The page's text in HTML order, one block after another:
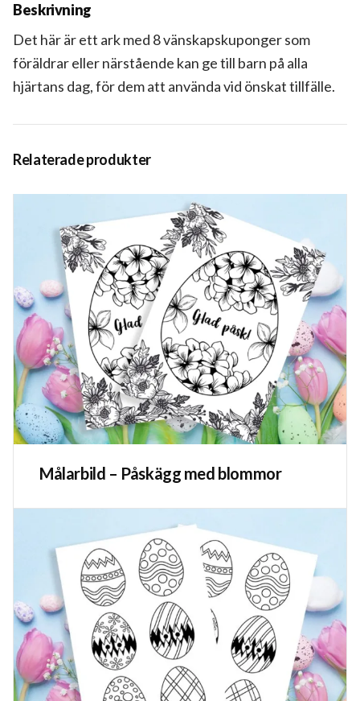
Beskrivning
Det här är ett ark med 8 vänskapskuponger som
föräldrar eller närstående kan ge till barn på alla
hjärtans dag, för dem att använda vid önskat tillfälle.
Relaterade produkter
Målarbild – Påskägg med blommor